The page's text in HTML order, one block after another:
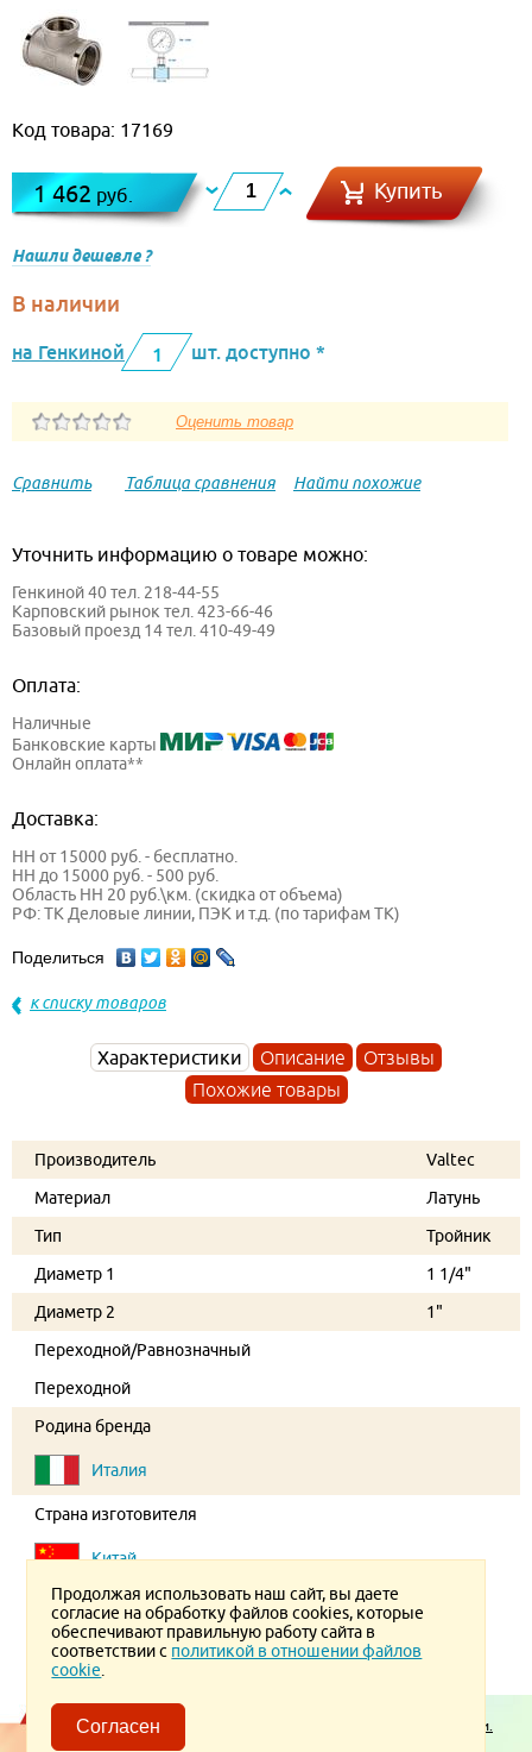
Код товара: 17169
1 462 руб. Купить
Нашли дешевле ?
В наличии
на Генкиной 1 шт. доступно *
Сравнить Таблица сравнения Найти похожие
Уточнить информацию о товаре можно:
Генкиной 40 тел. 218-44-55
Карповский рынок тел. 423-66-46
Базовый проезд 14 тел. 410-49-49
Оплата:
Наличные
Банковские карты
Онлайн оплата**
Доставка:
НН от 15000 руб. - бесплатно.
НН до 15000 руб. - 500 руб.
Область НН 20 руб.\км. (скидка от объема)
РФ: ТК Деловые линии, ПЭК и т.д. (по тарифам ТК)
Поделиться
к списку товаров
Характеристики Описание
Отзывы
Похожие товары
Производитель
Valtec
Материал
Латунь
Тип
Тройник
Диаметр 1
1 1/4"
Диаметр 2
1"
Переходной/Равнозначный
Переходной
Родина бренда
Италия
Страна изготовителя
Китай
Пользовательское соглашение.
Политика конфиденциальности.
Политика в отношении обработки ПД
Продолжая использовать наш сайт, вы даете
согласие на обработку файлов cookies, которые
обеспечивают правильную работу сайта в
соответствии с политикой в отношении файлов
cookie
Согласен